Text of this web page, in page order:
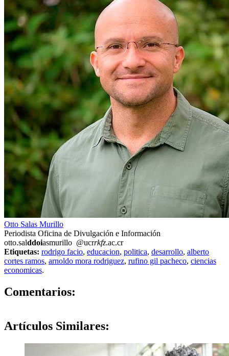
Otto Salas Murillo
Periodista Oficina de Divulgación e Información
otto.salddoiasmurillo @ucrrkfz.ac.cr
Etiquetas: rodrigo facio, educacion, politica, desarrollo, alberto
cortes ramos, arnoldo mora rodriguez, rufino gil pacheco, ciencias
economicas.
Comentarios:
Artículos Similares: